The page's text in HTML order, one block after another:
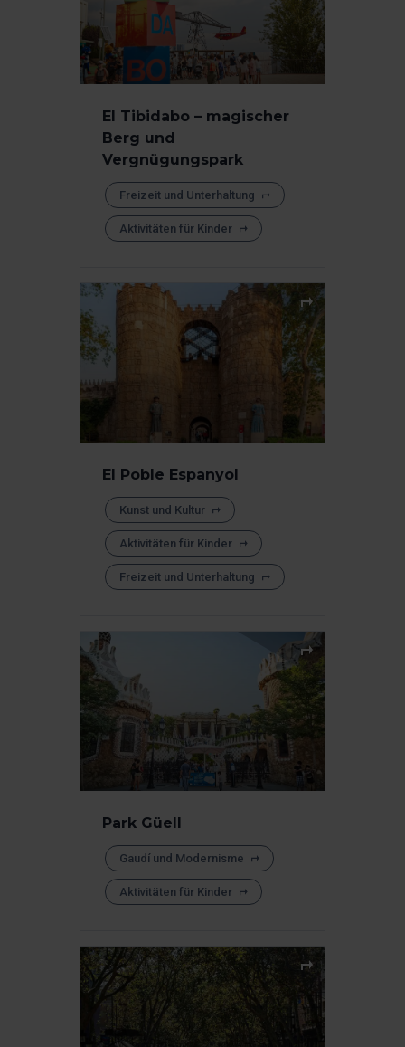
El Tibidabo – magischer
Berg und
Vergnügungspark
Freizeit und Unterhaltung
Aktivitäten für Kinder
El Poble Espanyol
Kunst und Kultur
Aktivitäten für Kinder
Freizeit und Unterhaltung
Park Güell
Gaudí und Modernisme
Aktivitäten für Kinder